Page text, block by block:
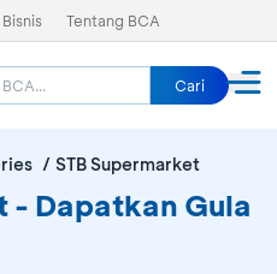
Bisnis Tentang BCA
Cari
STB Supermarket
- Dapatkan Gula